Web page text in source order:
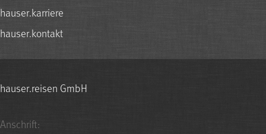
hauser.karriere
hauser.kontakt
hauser.reisen GmbH
Anschrift: